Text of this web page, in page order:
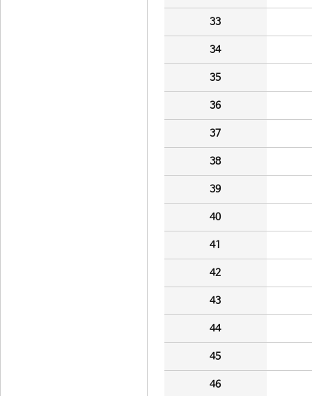
33
34
35
36
37
38
39
40
41
42
43
44
45
46